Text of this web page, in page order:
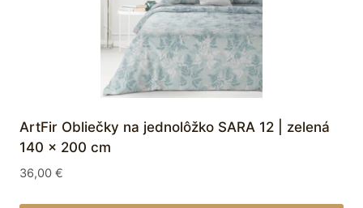
ArtFir Obliečky na jednolôžko SARA 12 | zelená
140 x 200 cm
36,00 €